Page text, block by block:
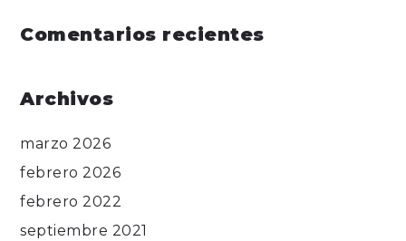
Comentarios recientes
Archivos
marzo 2026
febrero 2026
febrero 2022
septiembre 2021